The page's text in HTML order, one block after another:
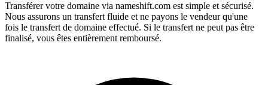
Transférer votre domaine via nameshift.com est simple et sécurisé.
Nous assurons un transfert fluide et ne payons le vendeur qu'une
fois le transfert de domaine effectué. Si le transfert ne peut pas être
finalisé, vous êtes entièrement remboursé.